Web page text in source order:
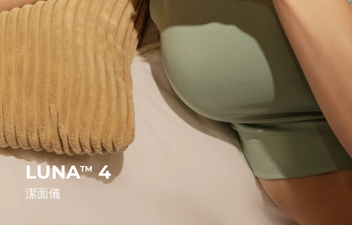
LUNATM4
潔面儀
FAQ™ Dual LED Panel
熱門產品
特別優惠
美國 10/08/2026
英國 預計送達日期 09/08/2026
西班牙 09/08/2026
澳洲 預計送達日期12/08/2026
法國 預計送達日期 09/08/2026
德國 預計送達日期09/08/2026